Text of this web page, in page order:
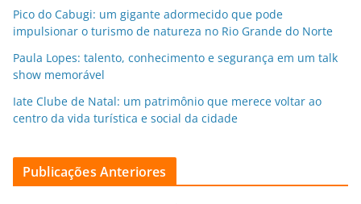
Pico do Cabugi: um gigante adormecido que pode
impulsionar o turismo de natureza no Rio Grande do Norte
Paula Lopes: talento, conhecimento e segurança em um talk
show memorável
Iate Clube de Natal: um patrimônio que merece voltar ao
centro da vida turística e social da cidade
Publicações Anteriores